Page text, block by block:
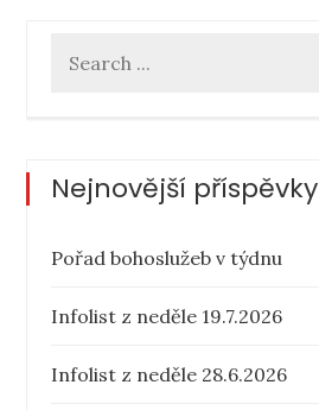
Nejnovější příspěvky
Pořad bohoslužeb v týdnu
Infolist z neděle 19.7.2026
Infolist z neděle 28.6.2026